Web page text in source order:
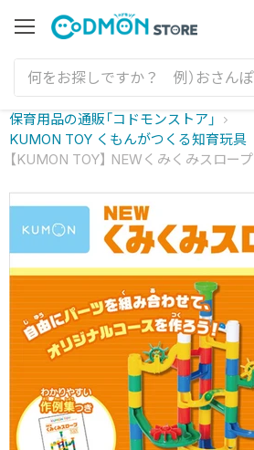
ュ
ー
保育用品の通販「コドモンストア」
KUMON TOY くもんがつくる知育玩具
【KUMON TOY】 NEWくみくみスロープ